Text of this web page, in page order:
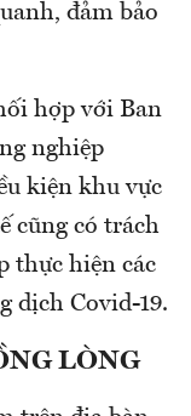
đảm bảo
hợp với Ban
nghiệp
kiện khu vực
cũng có trách
thực hiện các
dịch Covid-19.
LÒNG